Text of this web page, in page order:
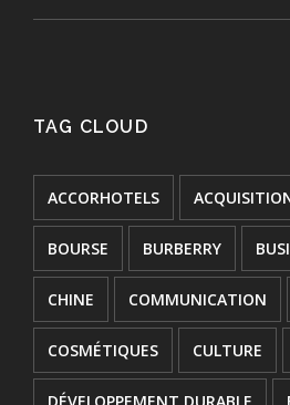
TAG CLOUD
ACCORHOTELS
BOURSE BURBERRY
CHINE COMMUNICATION
COSMÉTIQUES CULTURE